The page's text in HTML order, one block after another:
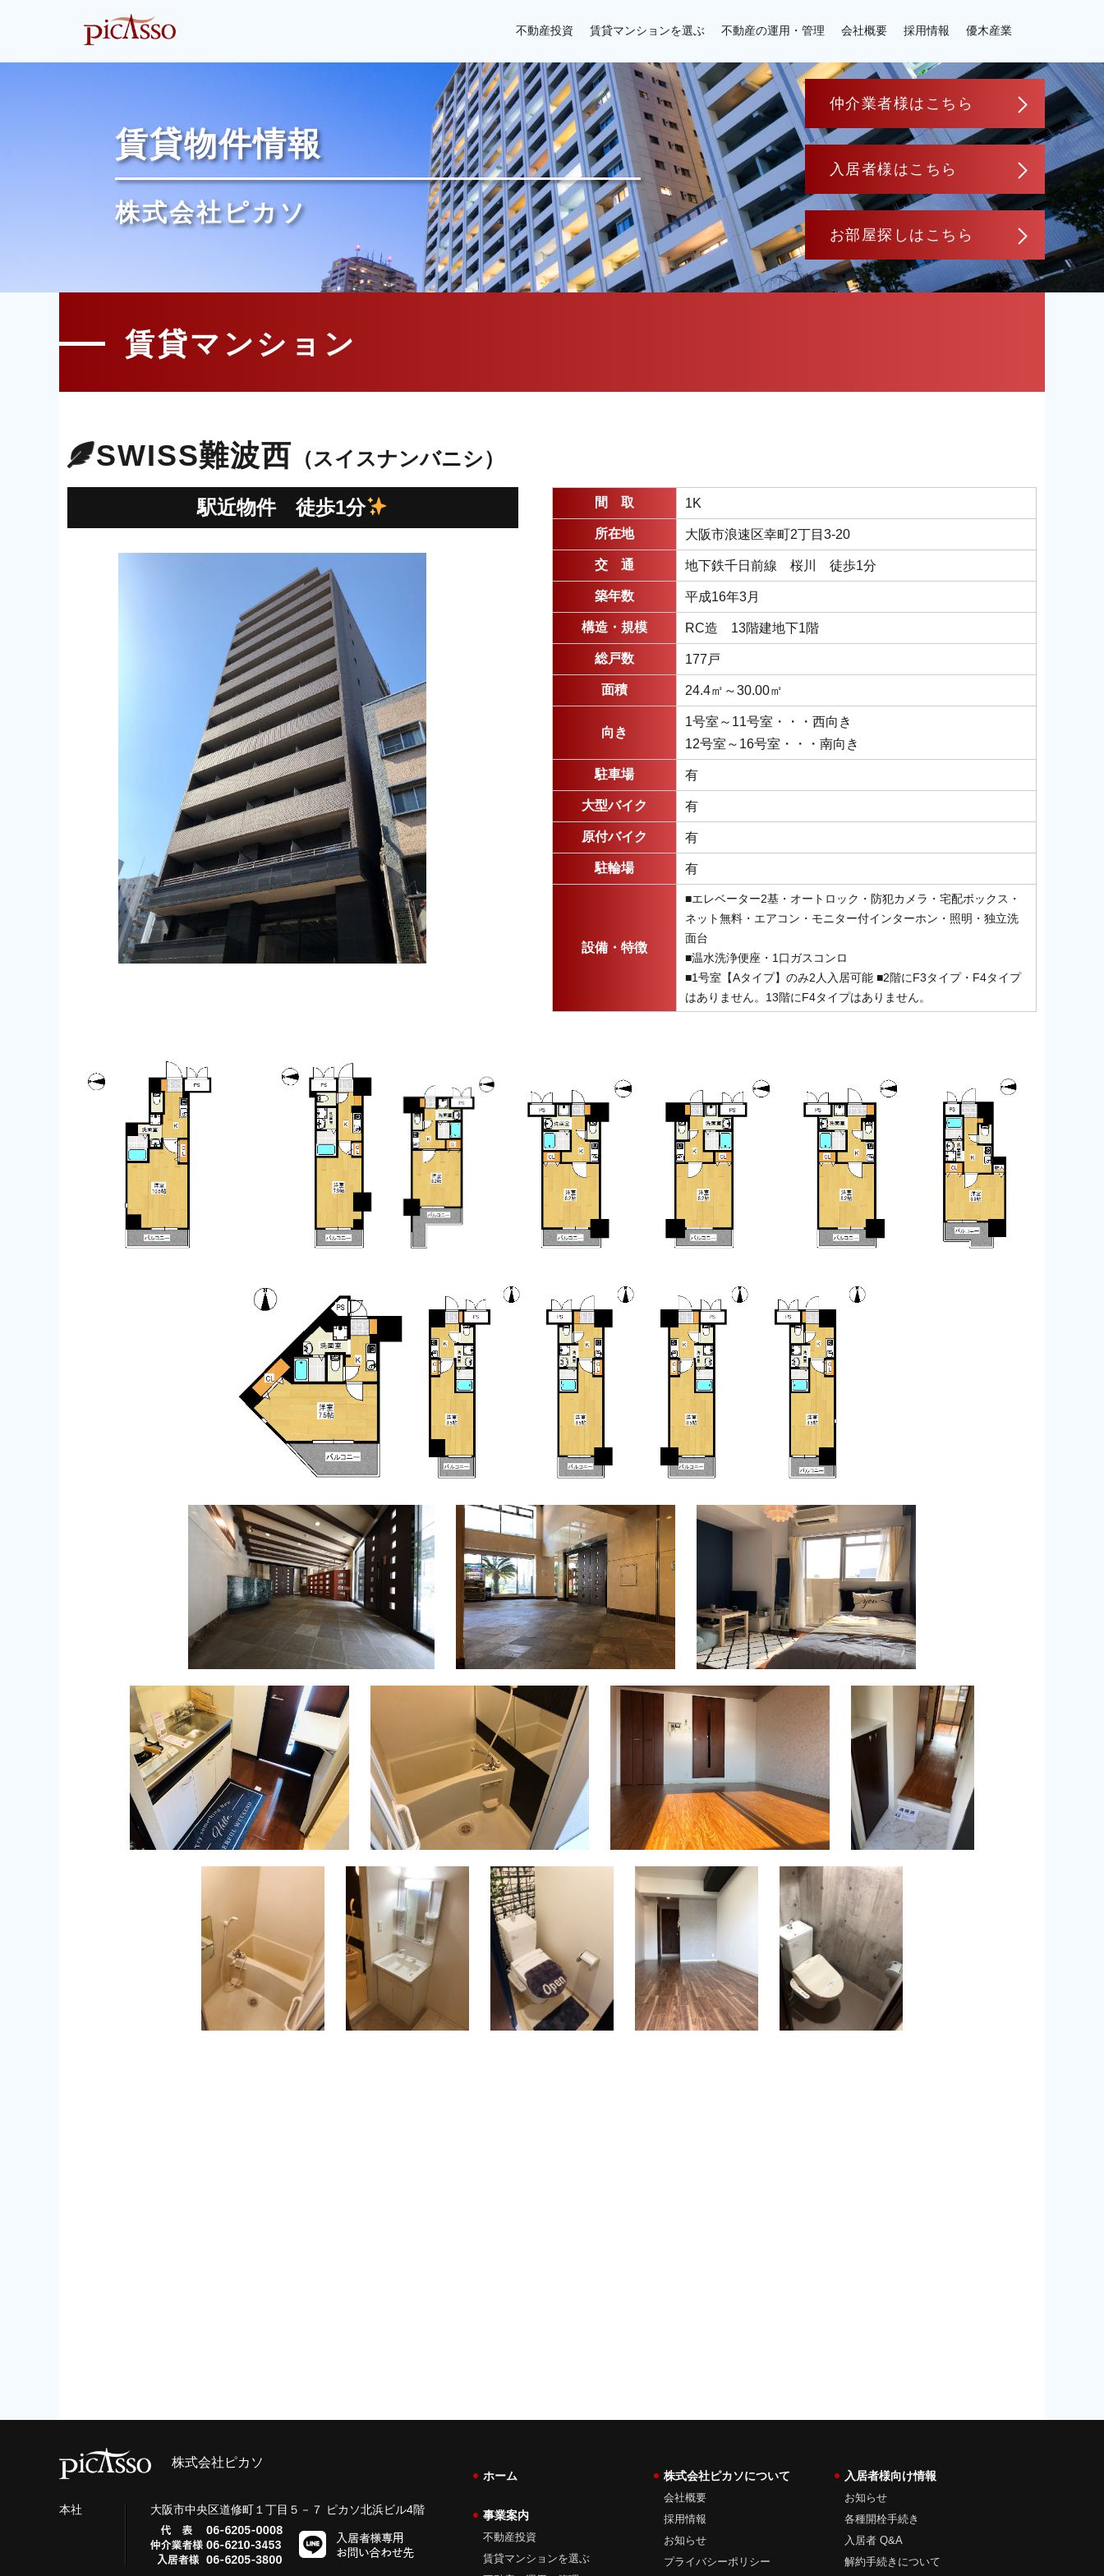
不動産投資 賃貸マンションを選ぶ 不動産の運用・管理 会社概要 採用情報 優木産業
賃貸物件情報
株式会社ピカソ
仲介業者様はこちら
お部屋探しはこちら
入居者様はこちら
賃貸マンション
SWISS難波西 （スイスナンバニシ）
駅近物件 徒歩1分 間 取 1K
所在地 大阪市浪速区幸町2丁目3-20
交 通 地下鉄千日前線 桜川 徒歩1分
築年数 平成16年3月
構造・規模 RC造 13階建地下1階
総戸数 177戸
面積 24.4㎡～30.00㎡
向き
1号室～11号室・・・西向き
12号室～16号室・・・南向き
駐車場 有
大型バイク 有
原付バイク 有
駐輪場 有
設備・特徴
■エレベーター2基・オートロック・防犯カメラ・宅配ボックス・
ネット無料・エアコン・モニター付インターホン・照明・独立洗
面台
■温水洗浄便座・1口ガスコンロ
■1号室【Aタイプ】のみ2人入居可能 ■2階にF3タイプ・F4タイプ
はありません。13階にF4タイプはありません。
株式会社ピカソ
本社 大阪市中央区道修町１丁目５－７ ピカソ北浜ビル4階
ホーム
事業案内
不動産投資
賃貸マンションを選ぶ
株式会社ピカソについて
会社概要
採用情報
お知らせ
プライバシーポリシー
入居者様向け情報
お知らせ
各種開栓手続き
入居者 Q&A
解約手続きについて